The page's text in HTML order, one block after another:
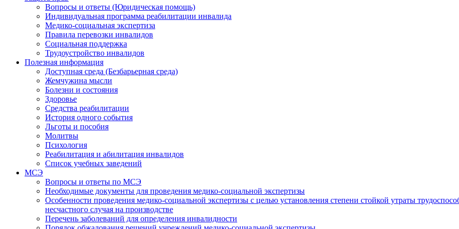
Вопросы и ответы (Юридическая помощь)
Индивидуальная программа реабилитации инвалида
Медико-социальная экспертиза
Правила перевозки инвалидов
Социальная поддержка
Трудоустройство инвалидов
Полезная информация
Доступная среда (Безбарьерная среда)
Жемчужина мысли
Болезни и состояния
Здоровье
Средства реабилитации
История одного события
Льготы и пособия
Молитвы
Психология
Реабилитация и абилитация инвалидов
Список учебных заведений
МСЭ
Вопросы и ответы по МСЭ
Необходимые документы для проведения медико-социальной экспертизы
Особенности проведения медико-социальной экспертизы с целью установления степени стойкой утраты
несчастного случая на производстве
Перечень заболеваний для определения инвалидности